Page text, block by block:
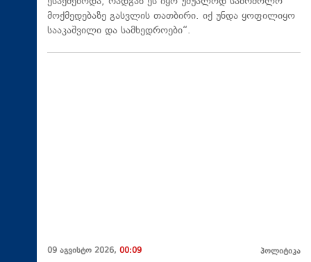
მოქმედებაზე გასვლის თათბირი. იქ უნდა ყოფილიყო
სააკაშვილი და სამხედროები“.
09 აგვისტო 2026, 00:09 პოლიტიკა